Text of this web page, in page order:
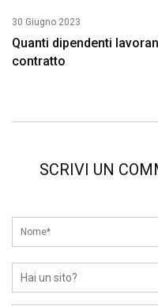
30 Giugno 2023
Quanti dipendenti
contratto
SCRIVI UN